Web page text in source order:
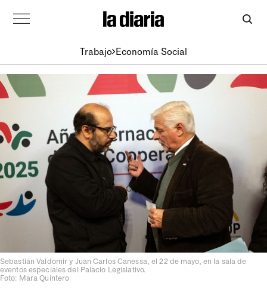
Trabajo Economía Social
Sebastián Valdomir y Juan Carlos Canessa, el 22 de mayo, en la sala de
eventos especiales del Palacio Legislativo.
Foto: Mara Quintero